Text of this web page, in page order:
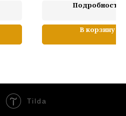
Подробности
В корзину
Tilda